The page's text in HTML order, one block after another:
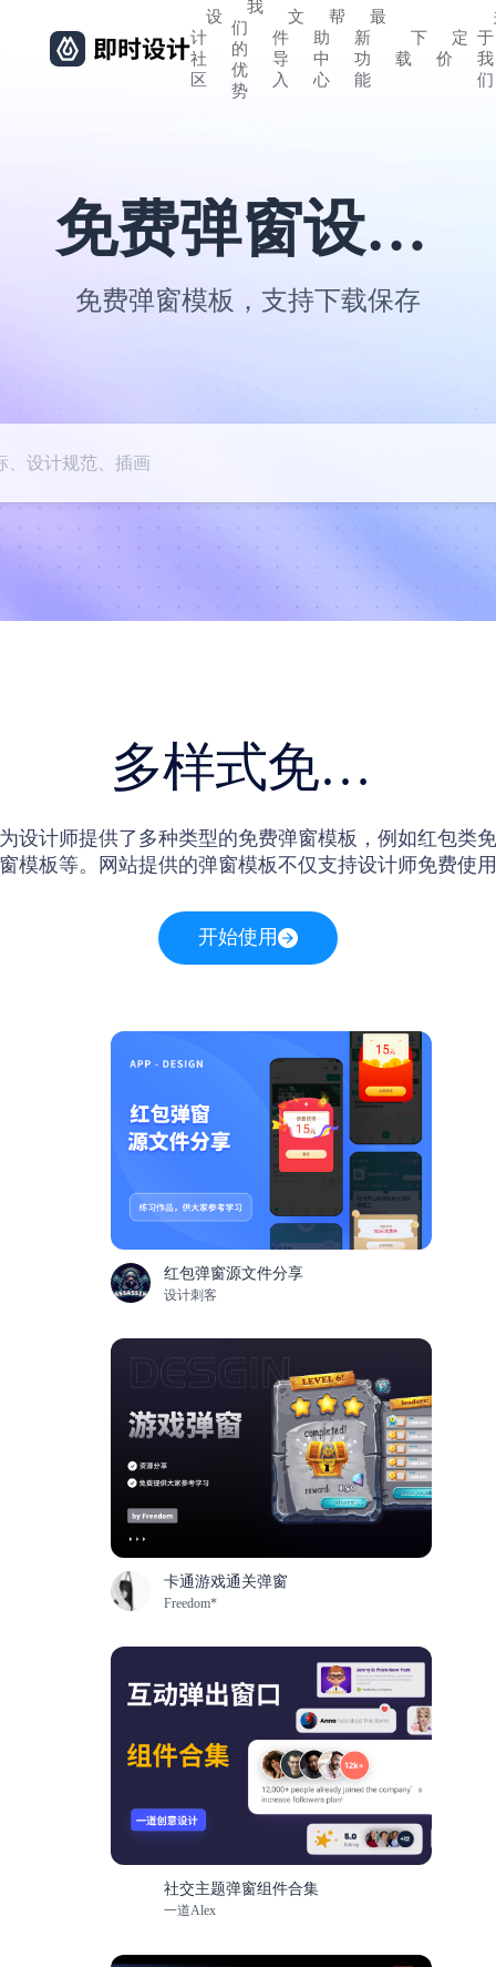
设
计
社
区
我
们
的
优
势
文
件
导
入
帮
助
中
心
最
新
功
能
下
载
定
价
于
我
们
免费弹窗设计模板
免费弹窗模板，支持下载保存
多样式免费弹窗模板
设计师提供了多种类型的免费弹窗模板，例如红包类
模板等。网站提供的弹窗模板不仅支持设计师免费使
设计师还可以免费下载网站提供的弹窗设计素材。
开始使用
红包弹窗源文件分享
设计刺客
卡通游戏通关弹窗
Freedom*
社交主题弹窗组件合集
一道Alex